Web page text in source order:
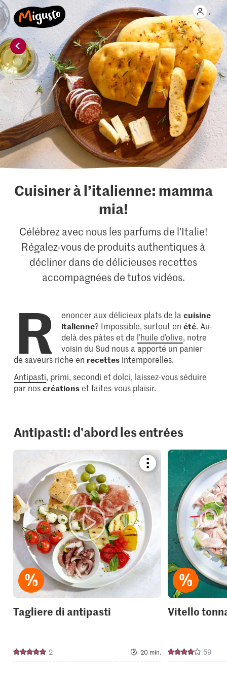
Cuisiner à l’italienne: mamma
mia!
Célébrez avec nous les parfums de l'Italie!
Régalez-vous de produits authentiques à
décliner dans de délicieuses recettes
accompagnées de tutos vidéos.
R enoncer aux délicieux plats de lacuisine
italienne? Impossible, surtout enété. Au-
delà des pâtes et de l’huile d’olive, notre
voisin du Sud nous a apporté un panier
de saveurs riche en recettes intemporelles.
Antipasti, primi, secondi et dolci, laissez-vous séduire
par noscréationset faites-vous plaisir.
Antipasti: d'abord les entrées
Bookmark
recipe
it
to
your
collections.
Tagliere di antipasti
2 20 min.
Vitello
59